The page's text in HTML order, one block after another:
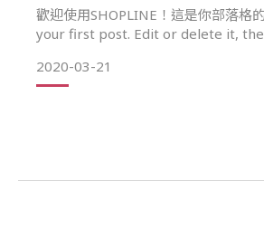
歡迎使用SHOPLINE！這是你部落格的第一篇文
your first post. Edit or delete it,
2020-03-21